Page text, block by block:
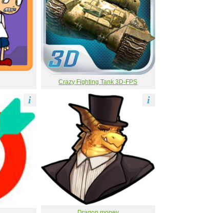
Crazy Fighting Tank 3D-FPS
i i